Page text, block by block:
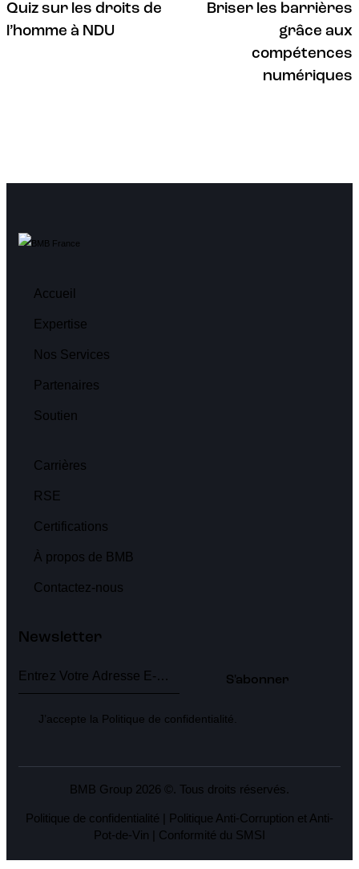
Quiz sur les droits de
l’homme à NDU
Briser les barrières
grâce aux
compétences
numériques
Accueil
Expertise
Nos Services
Partenaires
Soutien
Carrières
RSE
Certifications
À propos de BMB
Contactez-nous
Newsletter
S'abonner
J’accepte la Politique de confidentialité
BMB Group 2026 ©. Tous droits réservés.
Politique de confidentialité
Politique Anti-Corruption et Anti-
Pot-de-Vin
Conformité du SMSI